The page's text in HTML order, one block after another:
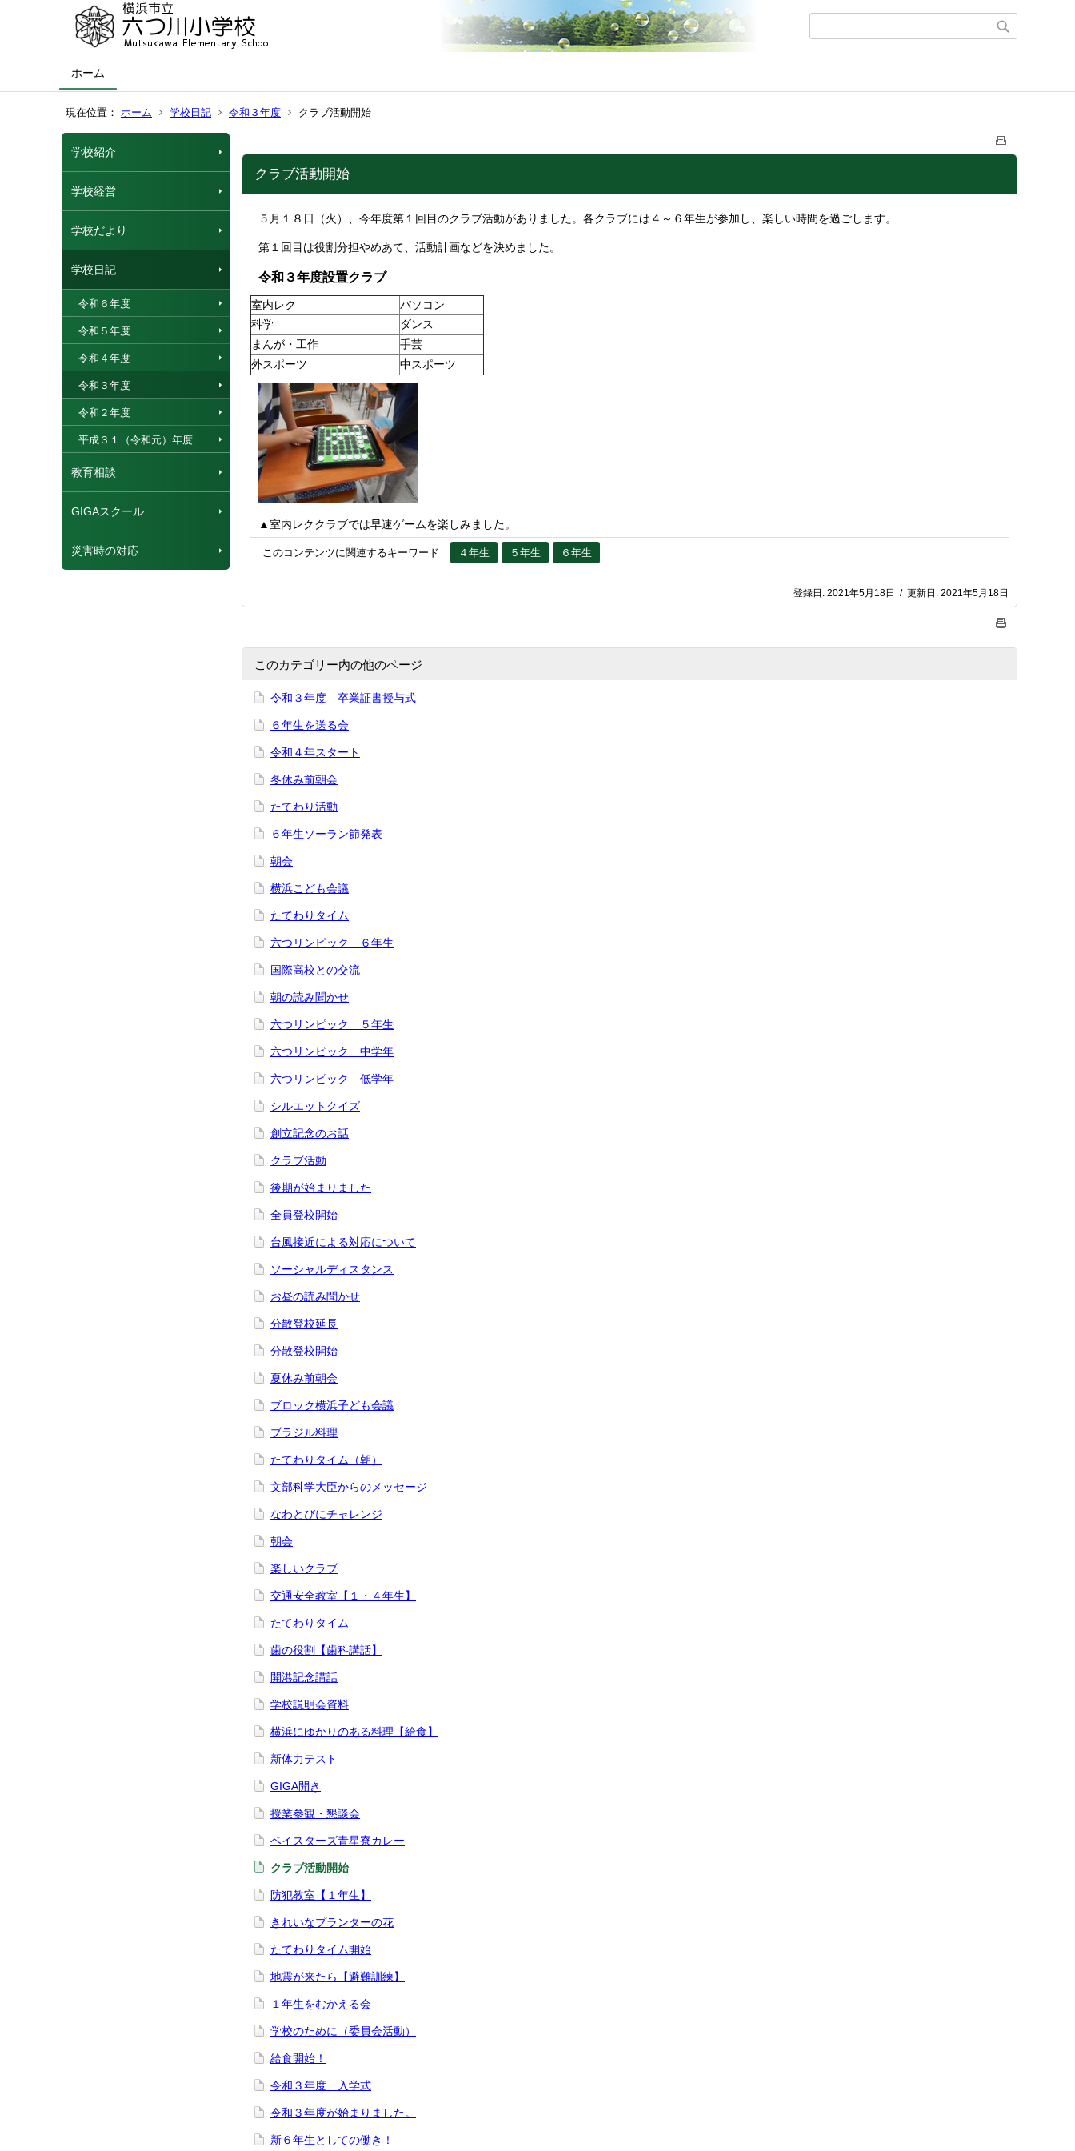
ホーム
現在位置： ホーム 学校日記 令和３年度 クラブ活動開始
学校紹介
学校経営
学校だより
学校日記
令和６年度
令和５年度
令和４年度
令和３年度
令和２年度
平成３１（令和元）年度
教育相談
GIGAスクール
災害時の対応
クラブ活動開始
５月１８日（火）、今年度第１回目のクラブ活動がありました。各クラブには４～６年生が参加し、楽しい時間を過ごします。
第１回目は役割分担やめあて、活動計画などを決めました。
令和３年度設置クラブ
室内レク
パソコン
科学
ダンス
まんが・工作
手芸
外スポーツ
中スポーツ
▲室内レククラブでは早速ゲームを楽しみました。
このコンテンツに関連するキーワード ４年生 ５年生 ６年生
登録日: 2021年5月18日 / 更新日: 2021年5月18日
このカテゴリー内の他のページ
令和３年度 卒業証書授与式
６年生を送る会
令和４年スタート
冬休み前朝会
たてわり活動
６年生ソーラン節発表
朝会
横浜こども会議
たてわりタイム
六つリンピック ６年生
国際高校との交流
朝の読み聞かせ
六つリンピック ５年生
六つリンピック 中学年
六つリンピック 低学年
シルエットクイズ
創立記念のお話
クラブ活動
後期が始まりました
全員登校開始
台風接近による対応について
ソーシャルディスタンス
お昼の読み聞かせ
分散登校延長
分散登校開始
夏休み前朝会
ブロック横浜子ども会議
ブラジル料理
たてわりタイム（朝）
文部科学大臣からのメッセージ
なわとびにチャレンジ
朝会
楽しいクラブ
交通安全教室【１・４年生】
たてわりタイム
歯の役割【歯科講話】
開港記念講話
学校説明会資料
横浜にゆかりのある料理【給食】
新体力テスト
GIGA開き
授業参観・懇談会
ベイスターズ青星寮カレー
クラブ活動開始
防犯教室【１年生】
きれいなプランターの花
たてわりタイム開始
地震が来たら【避難訓練】
１年生をむかえる会
学校のために（委員会活動）
給食開始！
令和３年度 入学式
令和３年度が始まりました。
新６年生としての働き！